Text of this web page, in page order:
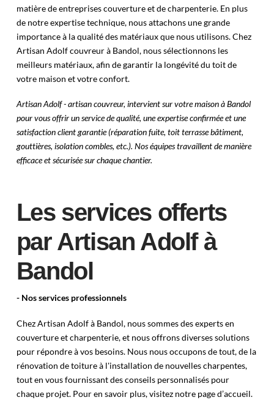
matière de entreprises couverture et de charpenterie. En plus
de notre expertise technique, nous attachons une grande
importance à la qualité des matériaux que nous utilisons. Chez
Artisan Adolf couvreur à Bandol, nous sélectionnons les
meilleurs matériaux, afin de garantir la longévité du toit de
votre maison et votre confort.
Artisan Adolf - artisan couvreur, intervient sur votre maison à Bandol
pour vous offrir un service de qualité, une expertise confirmée et une
satisfaction client garantie (réparation fuite, toit terrasse bâtiment,
gouttières, isolation combles, etc.). Nos équipes travaillent de manière
efficace et sécurisée sur chaque chantier.
Les services offerts
par Artisan Adolf à
Bandol
- Nos services professionnels
Chez Artisan Adolf à Bandol, nous sommes des experts en
couverture et charpenterie, et nous offrons diverses solutions
pour répondre à vos besoins. Nous nous occupons de tout, de la
rénovation de toiture à l'installation de nouvelles charpentes,
tout en vous fournissant des conseils personnalisés pour
chaque projet. Pour en savoir plus, visitez notre page d’accueil.